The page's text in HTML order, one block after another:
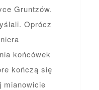
Gruntzów.
Oprócz
końcówek
kończą się
mianowicie